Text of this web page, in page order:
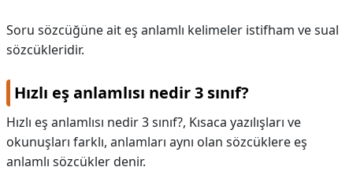
Soru sözcüğüne ait eş anlamlı kelimeler istifham ve sual
sözcükleridir.
Hızlı eş anlamlısı nedir 3 sınıf?
Hızlı eş anlamlısı nedir 3 sınıf?, Kısaca yazılışları ve
okunuşları farklı, anlamları aynı olan sözcüklere eş
anlamlı sözcükler denir.